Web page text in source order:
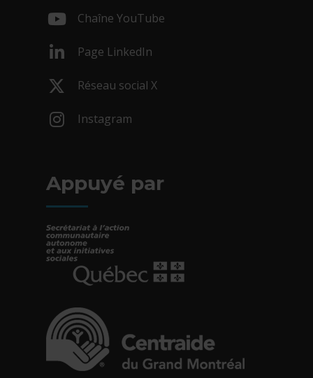
Chaîne YouTube
Page LinkedIn
Réseau social X
Instagram
Appuyé par